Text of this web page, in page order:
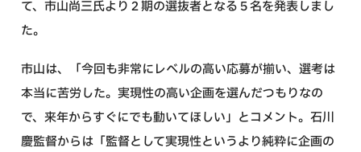
て、市山尚三氏より２期の選抜者となる５名を発表しまし
た。
市山は、「今回も非常にレベルの高い応募が揃い、選考は
本当に苦労した。実現性の高い企画を選んだつもりなの
で、来年からすぐにでも動いてほしい」とコメント。石川
慶監督からは「監督として実現性というより純粋に企画の